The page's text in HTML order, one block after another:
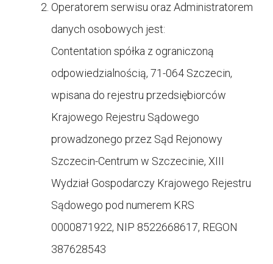
Operatorem serwisu oraz Administratorem
danych osobowych jest:
Contentation spółka z ograniczoną
odpowiedzialnością, 71-064 Szczecin,
wpisana do rejestru przedsiębiorców
Krajowego Rejestru Sądowego
prowadzonego przez Sąd Rejonowy
Szczecin-Centrum w Szczecinie, XIII
Wydział Gospodarczy Krajowego Rejestru
Sądowego pod numerem KRS
0000871922, NIP 8522668617, REGON
387628543